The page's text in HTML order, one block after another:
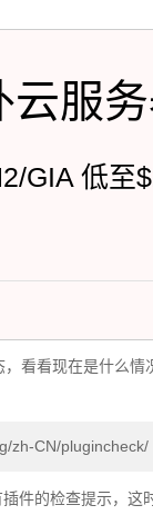
云服
GIA 低至
看看现在是什么情
zh-CN/plugincheck/
件的检查提示，这